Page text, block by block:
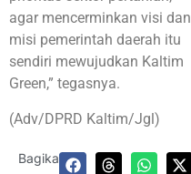
agar mencerminkan visi dan
misi pemerintah daerah itu
sendiri mewujudkan Kaltim
Green,” tegasnya.
(Adv/DPRD Kaltim/Jgl)
Bagikan: